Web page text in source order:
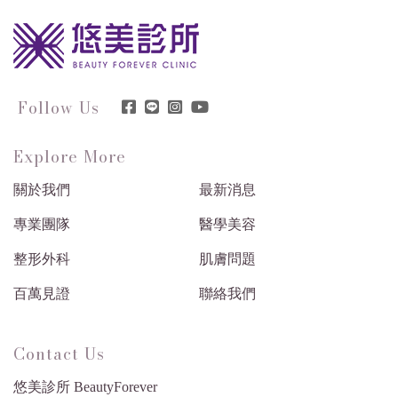
Follow Us
Explore More
關於我們 最新消息
專業團隊 醫學美容
整形外科 肌膚問題
百萬見證 聯絡我們
Contact Us
悠美診所 BeautyForever